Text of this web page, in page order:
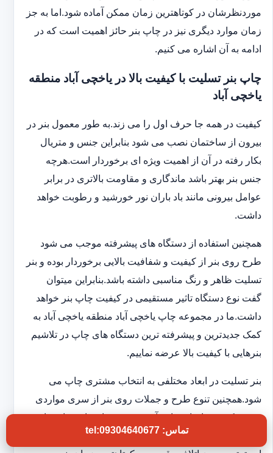
موردنظرشان در کوتاهترین زمان ممکن آماده شود.اما به جز
زمان موارد دیگری نیز در چاپ بنر حائز اهمیت است که در
ادامه به آن اشاره می کنیم.
چاپ بنر تسلیت با کیفیت بالا در یاخچی آباد منطقه
یاخچی آباد
کیفیت در همه جا حرف اول را می زند.به طور معمول بنر در
بیرون از ساختمان نصب می شود بنابراین جنس و متریال
بکار رفته در آن از اهمیت ویژه ای برخوردار است.هرچه
جنس بنر بهتر باشد ماندگاری و مقاومت بالاتری در برابر
عوامل بیرونی مانند باد باران نور خورشید و رطوبت خواهد
داشت.
همچنین استفاده از دستگاه های پیشرفته موجب می شود
طرح روی بنر از کیفیت و شفافیت بالایی برخوردار بوده و بنر
تسلیت ظاهر و رنگ مناسبی داشته باشد.بنابراین میتوان
گفت نوع دستگاه تاثیر مستقیمی در کیفیت چاپ بنر خواهد
داشت.ما در مجموعه چاپ یاخچی آباد منطقه یاخچی آباد به
کمک جدیدترین و پیشرفته ترین دستگاه های چاپ در تلاشیم
بنرهایی با کیفیت بالا عرضه نماییم.
بنر تسلیت در ابعاد مختلفی به انتخاب مشتری چاپ می
شود.همچنین تنوع طرح و جملات روی بنر از سری مواردی
هستند که در چاپخانه ما به آن توجه ویژه ای داریم تا شما
بتوانید بنر تسلیتی با کیفیت و فوری در اختیار داشته باشید.به
تماس: tel:09304640677